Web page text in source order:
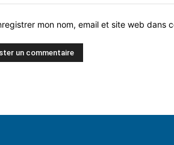
mon nom, email et site web dans